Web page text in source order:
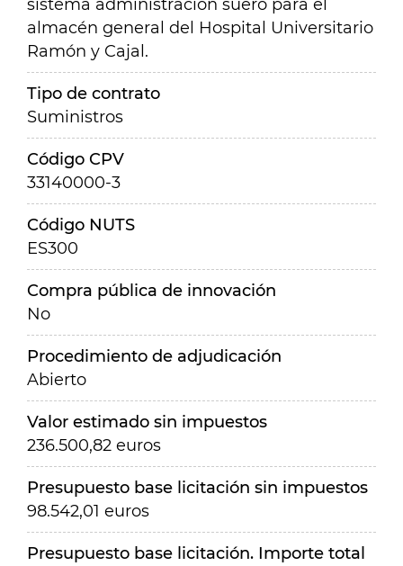
sistema administración suero para el
almacén general del Hospital Universitario
Ramón y Cajal.
Tipo de contrato
Suministros
Código CPV
33140000-3
Código NUTS
ES300
Compra pública de innovación
No
Procedimiento de adjudicación
Abierto
Valor estimado sin impuestos
236.500,82 euros
Presupuesto base licitación sin impuestos
98.542,01 euros
Presupuesto base licitación. Importe total